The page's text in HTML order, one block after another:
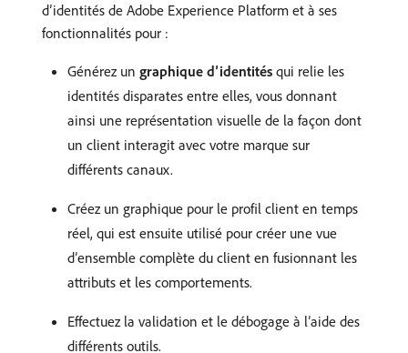
d’identités de Adobe Experience Platform et à ses
fonctionnalités pour :
Générez un graphique d’identités qui relie les
identités disparates entre elles, vous donnant
ainsi une représentation visuelle de la façon dont
un client interagit avec votre marque sur
différents canaux.
Créez un graphique pour le profil client en temps
réel, qui est ensuite utilisé pour créer une vue
d’ensemble complète du client en fusionnant les
attributs et les comportements.
Effectuez la validation et le débogage à l’aide des
différents outils.